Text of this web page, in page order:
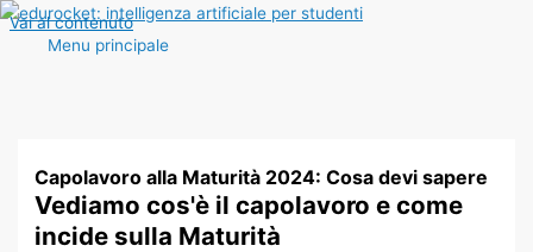
Vai al contenuto
Menu principale
Capolavoro alla Maturità 2024: Cosa devi sapere​
Vediamo cos'è il capolavoro e come
incide sulla Maturità